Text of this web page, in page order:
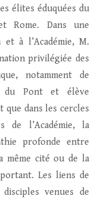
élites éduquées du
Rome. Dans une
à l’Académie, M.
privilégiée des
notamment de
du Pont et élève
que dans les cercles
de l’Académie, la
profonde entre
même cité ou de la
Les liens de
venues de